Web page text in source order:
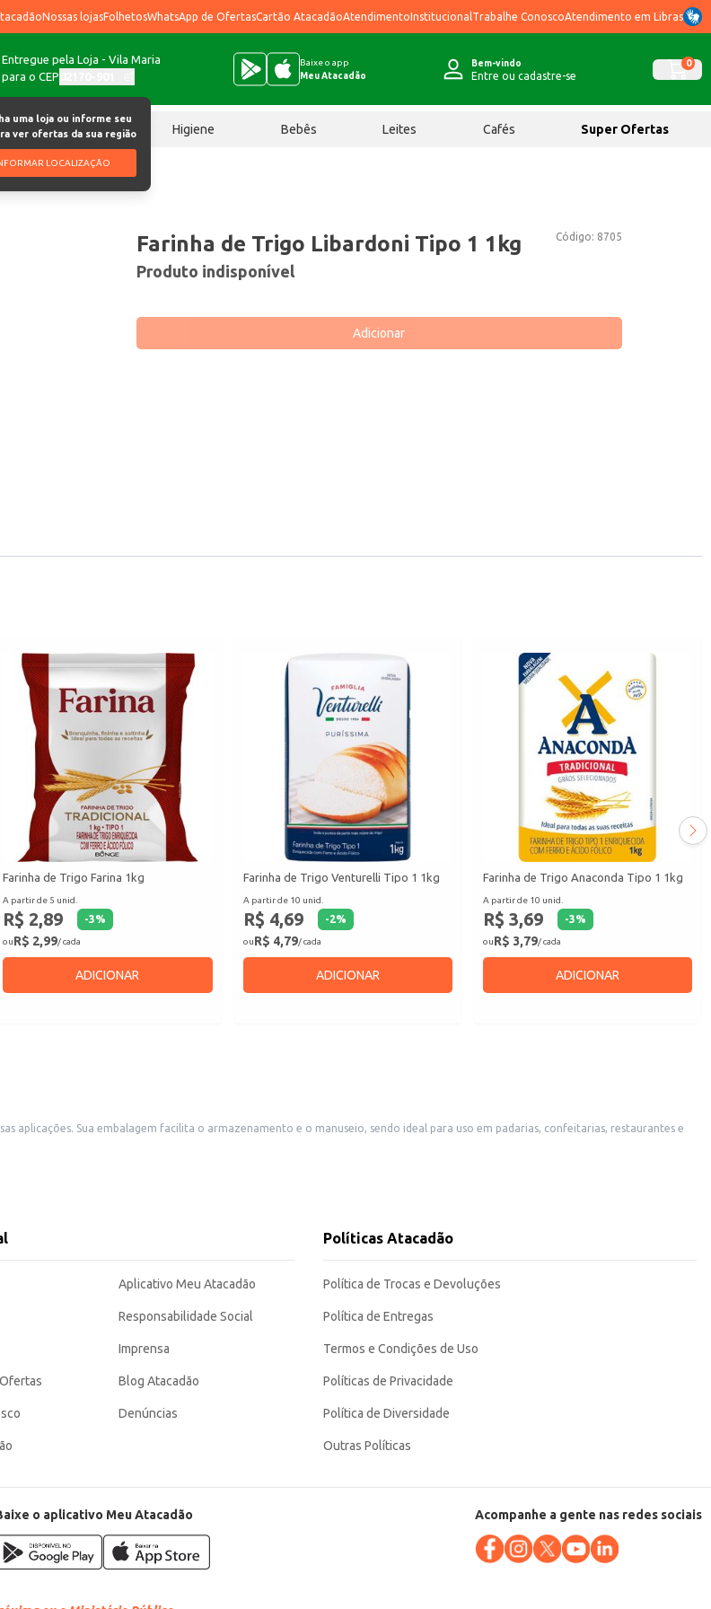
Nossas lojasFolhetosWhatsApp de OfertasCartão AtacadãoAtendimentoInstitucional Trabalhe ConoscoAtendimento em Libras
Entregue pela Loja - Vila Maria
para o CEP
uma loja ou informe seu
ver ofertas da sua região
LOCALIZAÇÃO
Baixe o app
Meu Atacadão
Bem-vindo
Entre ou cadastre-se
0
Chocolates Higiene Bebês Leites Cafés Super Ofertas
Tipo 1 1kg
Código: 8705
Farinha de Trigo Libardoni Tipo 1 1kg
Produto indisponível
Adicionar
Farinha de Trigo Farina 1kg
A partir de 5 unid.
R$ 2,89 -3%
ouR$ 2,99/ cada
ADICIONAR
Farinha de Trigo Venturelli Tipo 1 1kg
A partir de 10 unid.
R$ 4,69 -2%
ouR$ 4,79/ cada
ADICIONAR
Farinha de Trigo Anaconda Tipo 1 1kg
A partir de 10 unid.
R$ 3,69 -3%
ouR$ 3,79/ cada
ADICIONAR
confeitarias, restaurantes e
Aplicativo Meu Atacadão
Responsabilidade Social
Imprensa
Blog Atacadão
Denúncias
Políticas Atacadão
Política de Trocas e Devoluções
Política de Entregas
Termos e Condições de Uso
Políticas de Privacidade
Política de Diversidade
Outras Políticas
o aplicativo Meu Atacadão Acompanhe a gente nas redes sociais